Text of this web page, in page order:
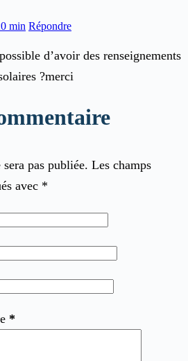
min Répondre
d’avoir des renseignements
?merci
pas publiée. Les champs
avec *
*